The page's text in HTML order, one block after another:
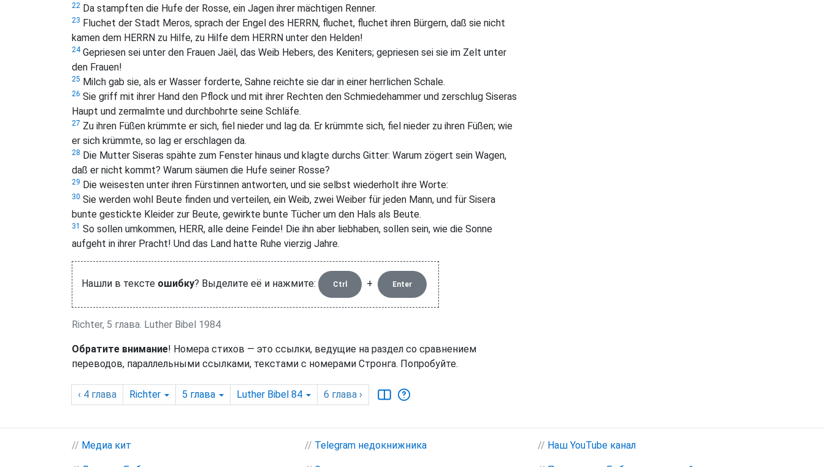
22 Da stampften die Hufe der Rosse, ein Jagen ihrer mächtigen Renner.
23 Fluchet der Stadt Meros, sprach der Engel des HERRN, fluchet, fluchet ihren Bürgern, daß sie nicht
kamen dem HERRN zu Hilfe, zu Hilfe dem HERRN unter den Helden!
24Gepriesen sei unter den Frauen Jaël, das Weib Hebers, des Keniters; gepriesen sei sie im Zelt unter
den Frauen!
25 Milch gab sie, als er Wasser forderte, Sahne reichte sie dar in einer herrlichen Schale.
26 Sie griff mit ihrer Hand den Pflock und mit ihrer Rechten den Schmiedehammer und zerschlug Siseras
Haupt und zermalmte und durchbohrte seine Schläfe.
27 Zu ihren Füßen krümmte er sich, fiel nieder und lag da. Er krümmte sich, fiel nieder zu ihren Füßen; wie
er sich krümmte, so lag er erschlagen da.
28 Die Mutter Siseras spähte zum Fenster hinaus und klagte durchs Gitter: Warum zögert sein Wagen,
daß er nicht kommt? Warum säumen die Hufe seiner Rosse?
29 Die weisesten unter ihren Fürstinnen antworten, und sie selbst wiederholt ihre Worte:
30 Sie werden wohl Beute finden und verteilen, ein Weib, zwei Weiber für jeden Mann, und für Sisera
bunte gestickte Kleider zur Beute, gewirkte bunte Tücher um den Hals als Beute.
31 So sollen umkommen, HERR, alle deine Feinde! Die ihn aber liebhaben, sollen sein, wie die Sonne
aufgeht in ihrer Pracht! Und das Land hatte Ruhe vierzig Jahre.
Нашли в тексте ошибку? Выделите её и нажмите: Ctrl + Enter
Richter, 5 глава. Luther Bibel 1984
Обратите внимание! Номера стихов — это ссылки, ведущие на раздел со сравнением
переводов, параллельными ссылками, текстами с номерами Стронга. Попробуйте.
‹ 4 глава Richter 5 глава Luther Bibel 84 6 глава ›
// Медиа кит // Telegram недокнижника // Наш YouTube канал